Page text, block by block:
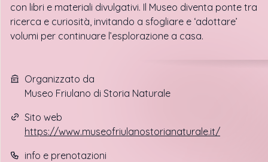
con libri e materiali divulgativi. Il Museo diventa ponte tra
ricerca e curiosità, invitando a sfogliare e ‘adottare’
volumi per continuare l’esplorazione a casa.
Organizzato da
Museo Friulano di Storia Naturale
Sito web
https://www.museofriulanostorianaturale.it/
info e prenotazioni